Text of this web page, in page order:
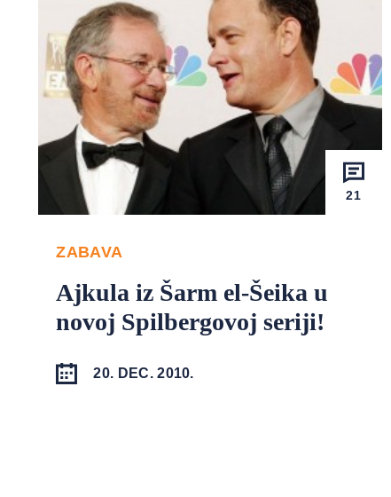
21
ZABAVA
Ajkula iz Šarm el-Šeika u
novoj Spilbergovoj seriji!
20. DEC. 2010.